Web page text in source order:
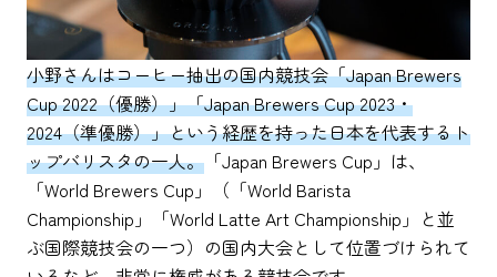
小野さんはコーヒー抽出の国内競技会「Japan Brewers
Cup 2022（優勝）」「Japan Brewers Cup 2023・
2024（準優勝）」という経歴を持った日本を代表するト
ップバリスタの一人。 「Japan Brewers Cup」は、
「World Brewers Cup」（「World Barista
Championship」「World Latte Art Championship」と並
ぶ国際競技会の一つ）の国内大会として位置づけられて